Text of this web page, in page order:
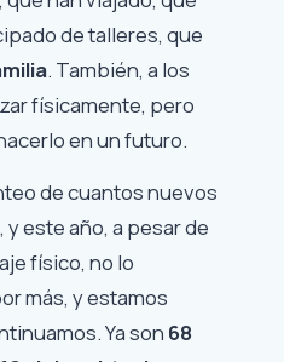
de talleres, que
. También, a los
físicamente, pero
en un futuro.
de cuantos nuevos
este año, a pesar de
físico, no lo
más, y estamos
Ya son 68